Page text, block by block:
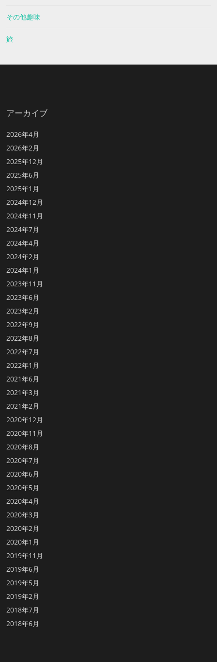
その他趣味
旅
アーカイブ
2026年4月
2026年2月
2025年12月
2025年6月
2025年1月
2024年12月
2024年11月
2024年7月
2024年4月
2024年2月
2024年1月
2023年11月
2023年6月
2023年2月
2022年9月
2022年8月
2022年7月
2022年1月
2021年6月
2021年3月
2021年2月
2020年12月
2020年11月
2020年8月
2020年7月
2020年6月
2020年5月
2020年4月
2020年3月
2020年2月
2020年1月
2019年11月
2019年6月
2019年5月
2019年2月
2018年7月
2018年6月